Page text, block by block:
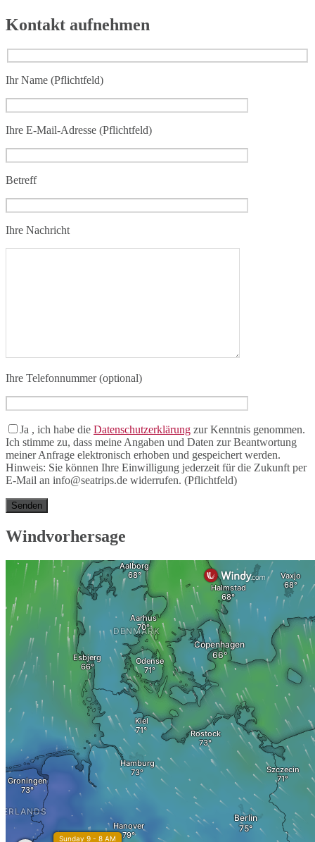
Kontakt aufnehmen
Ihr Name (Pflichtfeld)
Ihre E-Mail-Adresse (Pflichtfeld)
Betreff
Ihre Nachricht
Ihre Telefonnummer (optional)
Ja , ich habe die Datenschutzerklärung zur Kenntnis genommen.
Ich stimme zu, dass meine Angaben und Daten zur Beantwortung
meiner Anfrage elektronisch erhoben und gespeichert werden.
Hinweis: Sie können Ihre Einwilligung jederzeit für die Zukunft per
E-Mail an info@seatrips.de widerrufen. (Pflichtfeld)
Windvorhersage